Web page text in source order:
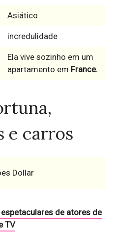
Asiático
incredulidade
Ela vive sozinho em um
apartamento em France.
e carros
Dollar
de atores de
TV